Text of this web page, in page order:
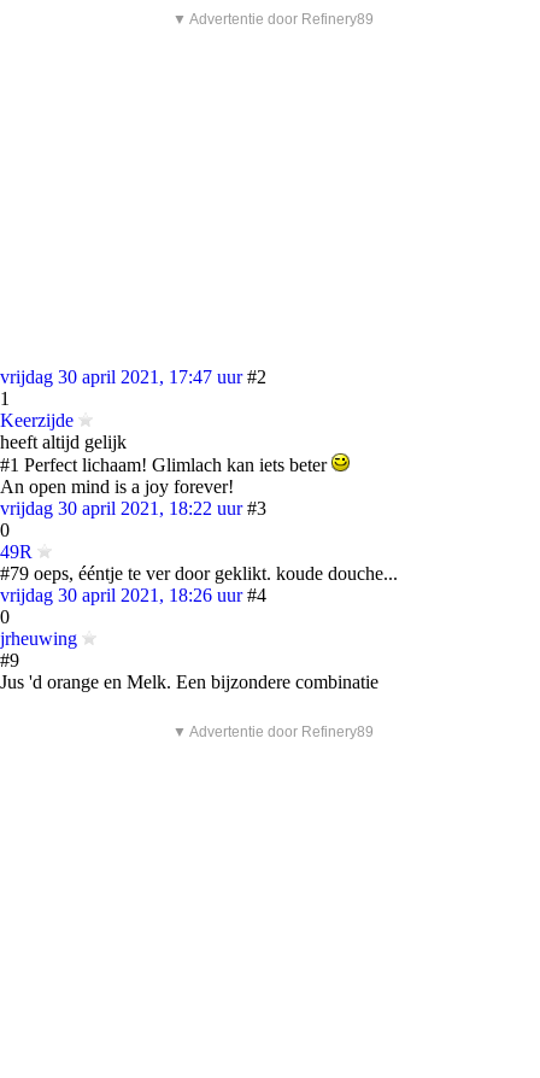
▼ Advertentie door Refinery89
vrijdag 30 april 2021, 17:47 uur #2
1
Keerzijde
heeft altijd gelijk
#1 Perfect lichaam! Glimlach kan iets beter
An open mind is a joy forever!
vrijdag 30 april 2021, 18:22 uur #3
0
49R
#79 oeps, ééntje te ver door geklikt. koude douche...
vrijdag 30 april 2021, 18:26 uur #4
0
jrheuwing
#9
Jus 'd orange en Melk. Een bijzondere combinatie
▼ Advertentie door Refinery89